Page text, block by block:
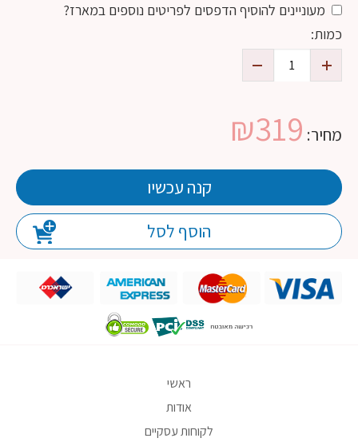
מעוניינים להוסיף הדפסים לפריטים נוספים במארז?
כמות:
מחיר: ₪319
קנה עכשיו
הוסף לסל
ראשי
אודות
לקוחות עסקיים